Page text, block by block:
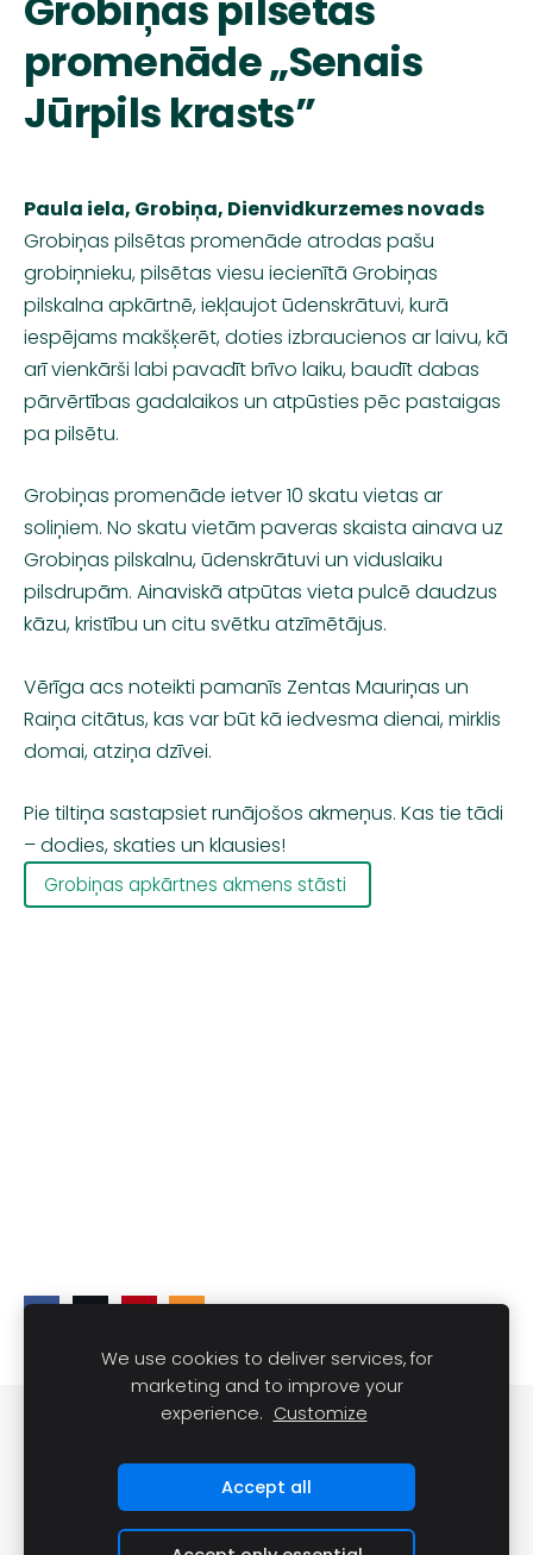
promenāde „Senais
Jūrpils krasts”
Paula iela, Grobiņa, Dienvidkurzemes novads
Grobiņas pilsētas promenāde atrodas pašu
grobiņnieku, pilsētas viesu iecienītā Grobiņas
pilskalna apkārtnē, iekļaujot ūdenskrātuvi, kurā
iespējams makšķerēt, doties izbraucienos ar laivu, kā
arī vienkārši labi pavadīt brīvo laiku, baudīt dabas
pārvērtības gadalaikos un atpūsties pēc pastaigas
pa pilsētu.
Grobiņas promenāde ietver 10 skatu vietas ar
soliņiem. No skatu vietām paveras skaista ainava uz
Grobiņas pilskalnu, ūdenskrātuvi un viduslaiku
pilsdrupām. Ainaviskā atpūtas vieta pulcē daudzus
kāzu, kristību un citu svētku atzīmētājus.
Vērīga acs noteikti pamanīs Zentas Mauriņas un
Raiņa citātus, kas var būt kā iedvesma dienai, mirklis
domai, atziņa dzīvei.
Pie tiltiņa sastapsiet runājošos akmeņus. Kas tie tādi
– dodies, skaties un klausies!
Grobiņas apkārtnes akmens stāsti
DARĪT UN REDZĒT Sīkdatnes
We use cookies to deliver services, for
marketing and to improve your
experience. Customize
Accept all